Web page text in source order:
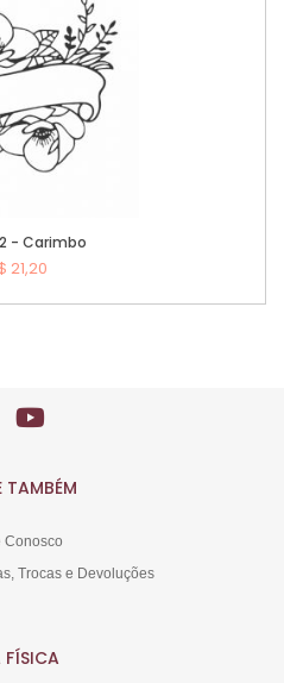
- Carimbo
21,20
TAMBÉM
Conosco
Trocas e Devoluções
FÍSICA